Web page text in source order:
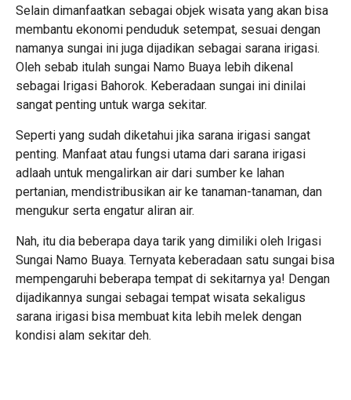
Selain dimanfaatkan sebagai objek wisata yang akan bisa
membantu ekonomi penduduk setempat, sesuai dengan
namanya sungai ini juga dijadikan sebagai sarana irigasi.
Oleh sebab itulah sungai Namo Buaya lebih dikenal
sebagai Irigasi Bahorok. Keberadaan sungai ini dinilai
sangat penting untuk warga sekitar.
Seperti yang sudah diketahui jika sarana irigasi sangat
penting. Manfaat atau fungsi utama dari sarana irigasi
adlaah untuk mengalirkan air dari sumber ke lahan
pertanian, mendistribusikan air ke tanaman-tanaman, dan
mengukur serta engatur aliran air.
Nah, itu dia beberapa daya tarik yang dimiliki oleh Irigasi
Sungai Namo Buaya. Ternyata keberadaan satu sungai bisa
mempengaruhi beberapa tempat di sekitarnya ya! Dengan
dijadikannya sungai sebagai tempat wisata sekaligus
sarana irigasi bisa membuat kita lebih melek dengan
kondisi alam sekitar deh.